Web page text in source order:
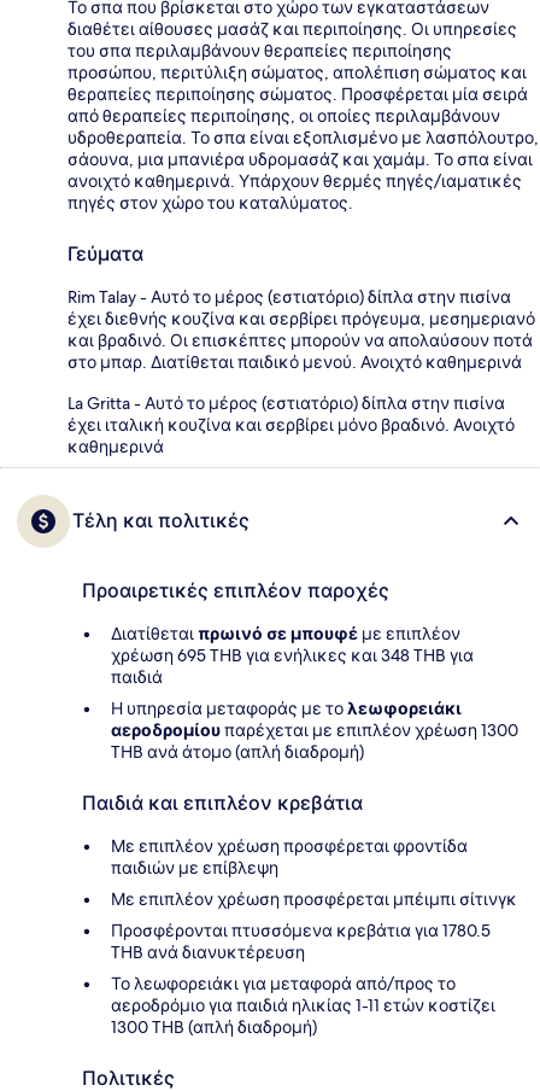
Το σπα που βρίσκεται στο χώρο των εγκαταστάσεων
διαθέτει αίθουσες μασάζ και περιποίησης. Οι υπηρεσίες
του σπα περιλαμβάνουν θεραπείες περιποίησης
προσώπου, περιτύλιξη σώματος, απολέπιση σώματος και
θεραπείες περιποίησης σώματος. Προσφέρεται μία σειρά
από θεραπείες περιποίησης, οι οποίες περιλαμβάνουν
υδροθεραπεία. Το σπα είναι εξοπλισμένο με λασπόλουτρο,
σάουνα, μια μπανιέρα υδρομασάζ και χαμάμ. Το σπα είναι
ανοιχτό καθημερινά. Υπάρχουν θερμές πηγές/ιαματικές
πηγές στον χώρο του καταλύματος.
Γεύματα
Rim Talay - Αυτό το μέρος (εστιατόριο) δίπλα στην πισίνα
έχει διεθνής κουζίνα και σερβίρει πρόγευμα, μεσημεριανό
και βραδινό. Οι επισκέπτες μπορούν να απολαύσουν ποτά
στο μπαρ. Διατίθεται παιδικό μενού. Ανοιχτό καθημερινά
La Gritta - Αυτό το μέρος (εστιατόριο) δίπλα στην πισίνα
έχει ιταλική κουζίνα και σερβίρει μόνο βραδινό. Ανοιχτό
καθημερινά
Τέλη και πολιτικές
Προαιρετικές επιπλέον παροχές
Διατίθεταιπρωινό σε μπουφέ με επιπλέον
χρέωση 695 THB για ενήλικες και 348 THB για
παιδιά
Η υπηρεσία μεταφοράς με τολεωφορειάκι
αεροδρομίουπαρέχεται με επιπλέον χρέωση 1300
THB ανά άτομο (απλή διαδρομή)
Παιδιά και επιπλέον κρεβάτια
Με επιπλέον χρέωση προσφέρεται φροντίδα
παιδιών με επίβλεψη
Με επιπλέον χρέωση προσφέρεται μπέιμπι σίτινγκ
Προσφέρονται πτυσσόμενα κρεβάτια για 1780.5
THB ανά διανυκτέρευση
Το λεωφορειάκι για μεταφορά από/προς το
αεροδρόμιο για παιδιά ηλικίας 1-11 ετών κοστίζει
1300 THB (απλή διαδρομή)
Πολιτικές